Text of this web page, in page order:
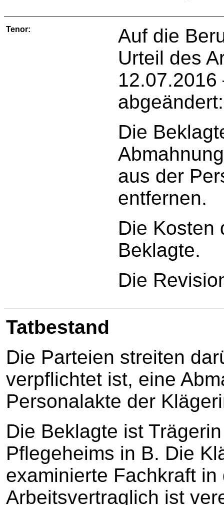
Tenor:
Auf die
Urteil des
abgeändert:
Die
aus der
entfernen.
Die Kosten
Beklagte.
Die
Tatbestand
Die Parteien streiten
verpflichtet ist, eine
Personalakte der
Die Beklagte ist
Pflegeheims in B. Die
examinierte Fachkraft
Arbeitsvertraglich ist